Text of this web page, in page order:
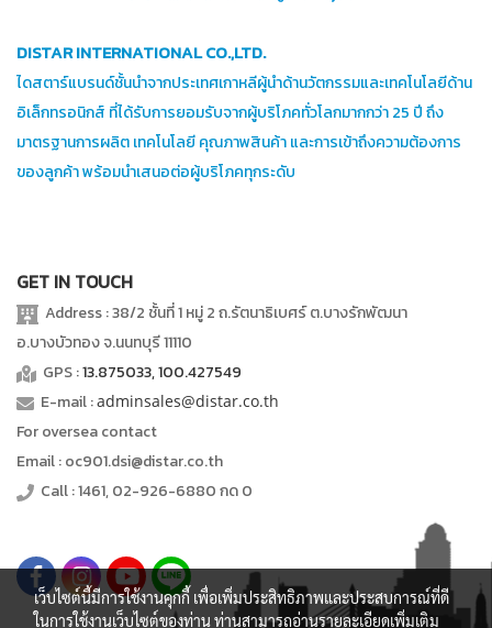
DISTAR INTERNATIONAL CO.,LTD.
ไดสตาร์แบรนด์ชั้นนำจากประเทศเกาหลีผู้นำด้านวัตกรรมและเทคโนโลยีด้าน
อิเล็กทรอนิกส์ ที่ได้รับการยอมรับจากผู้บริโภคทั่วโลกมากกว่า 25 ปี ถึง
มาตรฐานการผลิต เทคโนโลยี คุณภาพสินค้า และการเข้าถึงความต้องการ
ของลูกค้า พร้อมนำเสนอต่อผู้บริโภคทุกระดับ
GET IN TOUCH
Address : 38/2 ชั้นที่ 1 หมู่ 2 ถ.รัตนาธิเบศร์ ต.บางรักพัฒนา
อ.บางบัวทอง จ.นนทบุรี 11110
GPS :13.875033, 100.427549
E-mail :adminsales@distar.co.th
For oversea contact
Email : oc901.dsi@distar.co.th
Call : 1461, 02-926-6880 กด 0
เว็บไซต์นี้มีการใช้งานคุกกี้ เพื่อเพิ่มประสิทธิภาพและประสบการณ์ที่ดี
ในการใช้งานเว็บไซต์ของท่าน ท่านสามารถอ่านรายละเอียดเพิ่มเติม